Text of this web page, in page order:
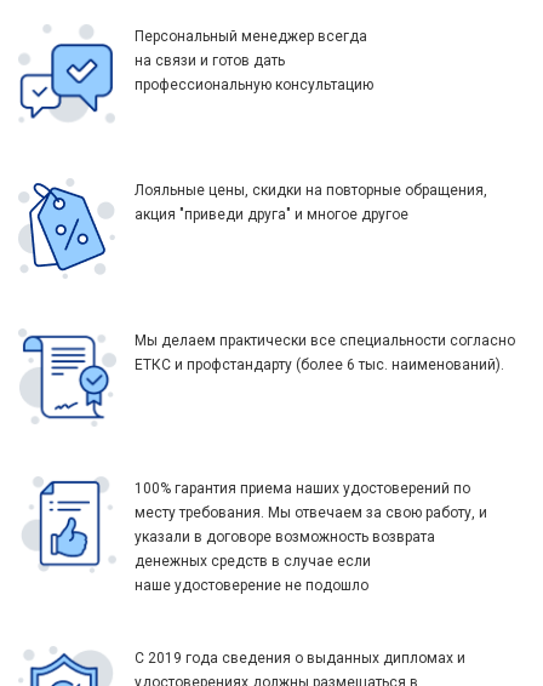
Персональный менеджер всегда
на связи и готов дать
профессиональную консультацию
Лояльные цены, скидки на повторные обращения,
акция "приведи друга" и многое другое
Мы делаем практически все специальности согласно
ЕТКС и профстандарту (более 6 тыс. наименований).
100% гарантия приема наших удостоверений по
месту требования. Мы отвечаем за свою работу, и
указали в договоре возможность возврата
денежных средств в случае если
наше удостоверение не подошло
С 2019 года сведения о выданных дипломах и